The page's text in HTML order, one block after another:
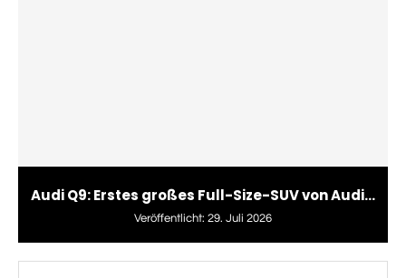
Audi Q9: Erstes großes Full-Size-SUV von Audi...
Veröffentlicht: 29. Juli 2026